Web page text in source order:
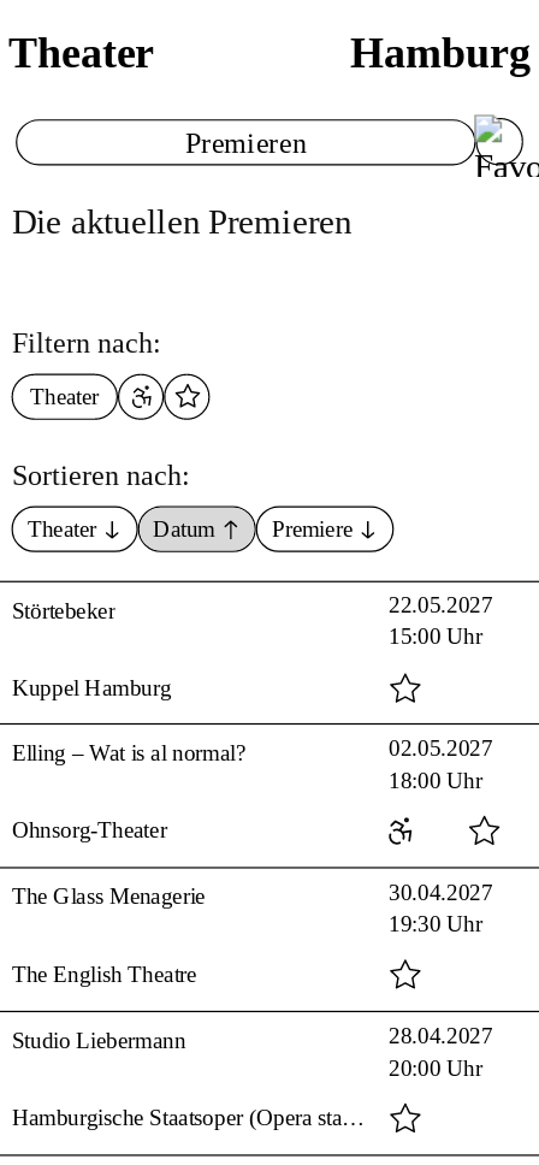
Theater Hamburg
Premieren
Die aktuellen Premieren
Filtern nach:
Theater
Sortieren nach:
Theater Datum Premiere
Kuppel Hamburg
22.05.2027
15:00 Uhr
Störtebeker
Ohnsorg-Theater
02.05.2027
18:00 Uhr
Elling – Wat is al normal?
The English Theatre
30.04.2027
19:30 Uhr
The Glass Menagerie
Hamburgische Staatsoper (Opera stabile)
28.04.2027
20:00 Uhr
Studio Liebermann